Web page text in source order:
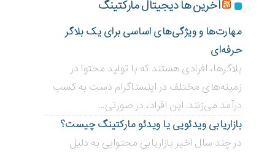
آخرین ها دیجیتال مارکتینگ
مهارت‌ها و ویژگی‌های اساسی برای یک بلاگر
حرفه‌ای
بلاگر‌ها، افرادی هستند که با تولید محتوا در
زمینه‌های مختلف در اینستاگرام دست به کسب
درآمد می‌زنند. این افراد، در صورتی...
بازاریابی ویدئویی ‌یا ویدئو مارکتینگ چیست؟
در چند سال اخیر بازاریابی محتوایی به دلیل